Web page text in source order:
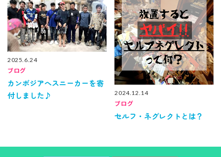
2025.6.24
ブログ
カンボジアへスニーカーを寄
付しました♪
2024.12.14
ブログ
セルフ・ネグレクトとは？